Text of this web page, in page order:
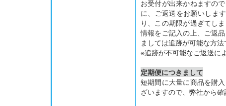
お受付が出来かねますの
に、ご返送をお願いしま
り、この期限が過ぎてし
情報をご記入の上、ご返
ましては追跡が可能な方
※追跡が不可能なご返送に
定期便につきまして
短期間に大量に商品を購
ざいますので、弊社から